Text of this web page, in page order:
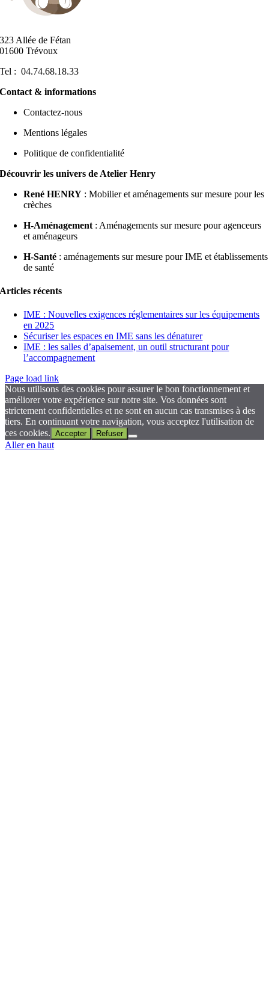
323 Allée de Fétan
01600 Trévoux
Tel : 04.74.68.18.33
Contact & informations
Contactez-nous
Mentions légales
Politique de confidentialité
Découvrir les univers de Atelier Henry
René HENRY : Mobilier et aménagements sur mesure pour les
crèches
H-Aménagement : Aménagements sur mesure pour agenceurs
et aménageurs
H-Santé : aménagements sur mesure pour IME et établissements
de santé
Articles récents
IME : Nouvelles exigences réglementaires sur les équipements
en 2025
Sécuriser les espaces en IME sans les dénaturer
IME : les salles d’apaisement, un outil structurant pour
l’accompagnement
Page load link
Nous utilisons des cookies pour assurer le bon fonctionnement et
améliorer votre expérience sur notre site. Vos données sont
strictement confidentielles et ne sont en aucun cas transmises à des
tiers. En continuant votre navigation, vous acceptez l'utilisation de
ces cookies. Accepter Refuser
Aller en haut